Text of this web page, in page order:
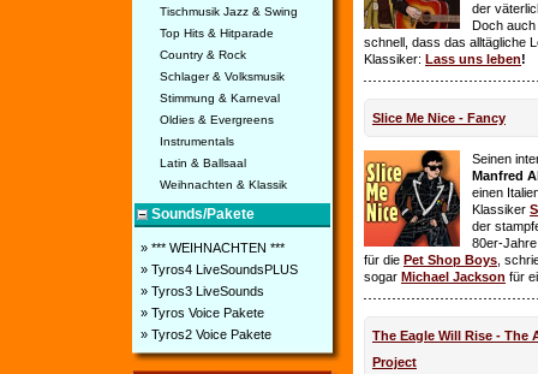
Tischmusik Jazz & Swing
Top Hits & Hitparade
Country & Rock
Schlager & Volksmusik
Stimmung & Karneval
Oldies & Evergreens
Instrumentals
Latin & Ballsaal
Weihnachten & Klassik
Sounds/Pakete
» *** WEIHNACHTEN ***
» Tyros4 LiveSoundsPLUS
» Tyros3 LiveSounds
» Tyros Voice Pakete
» Tyros2 Voice Pakete
der
Doch auch
schnell, dass das alltägliche
Klassiker: Lass uns leben!
Slice Me Nice - Fancy
Seinen
Manfred
einen
Klassiker
der
80er-
für die Pet Shop Boys ,
sogar Michael Jackson für
The Eagle Will Rise - The
Project